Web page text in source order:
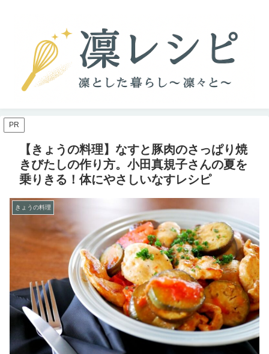
PR
【きょうの料理】なすと豚肉のさっぱり焼
きびたしの作り方。小田真規子さんの夏を
乗りきる！体にやさしいなすレシピ
きょうの料理